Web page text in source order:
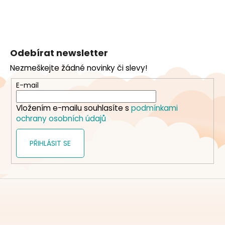
a
t
Odebírat newsletter
Nezmeškejte žádné novinky či slevy!
E-mail
Vložením e-mailu souhlasíte s podmínkami
ochrany osobních údajů
PŘIHLÁSIT SE